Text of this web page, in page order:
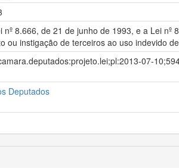
nº 8.666, de 21 de junho de 1993, e a Lei
ou instigação de terceiros ao uso indevido
07-
Deputados